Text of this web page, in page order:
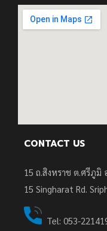
CONTACT US
15 ถ.สิงหราช ต.ศรีภูมิ
15 Singharat Rd.
Tel: 053-